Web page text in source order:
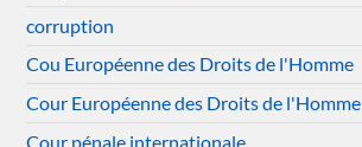
corruption
Cou Européenne des Droits de l'Homme
Cour Européenne des Droits de l'Homme
Cour pénale internationale